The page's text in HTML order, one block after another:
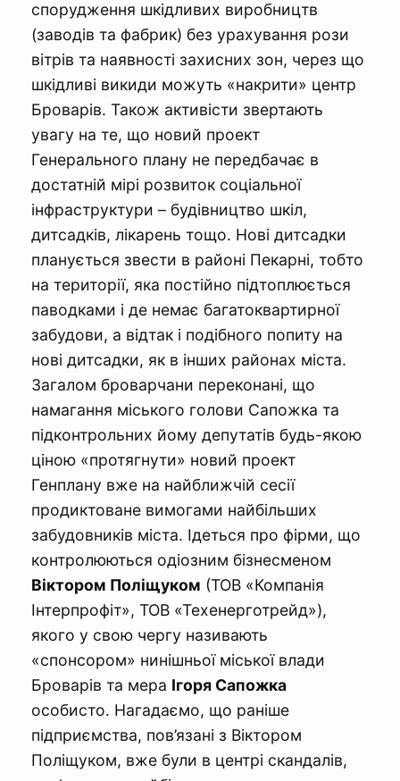
спорудження шкідливих виробництв
(заводів та фабрик) без урахування рози
вітрів та наявності захисних зон, через що
шкідливі викиди можуть «накрити» центр
Броварів. Також активісти звертають
увагу на те, що новий проект
Генерального плану не передбачає в
достатній мірі розвиток соціальної
інфраструктури – будівництво шкіл,
дитсадків, лікарень тощо. Нові дитсадки
планується звести в районі Пекарні, тобто
на території, яка постійно підтоплюється
паводками і де немає багатоквартирної
забудови, а відтак і подібного попиту на
нові дитсадки, як в інших районах міста.
Загалом броварчани переконані, що
намагання міського голови Сапожка та
підконтрольних йому депутатів будь-якою
ціною «протягнути» новий проект
Генплану вже на найближчій сесії
продиктоване вимогами найбільших
забудовників міста. Ідеться про фірми, що
контролюються одіозним бізнесменом
Віктором Поліщуком (ТОВ «Компанія
Інтерпрофіт», ТОВ «Техенерготрейд»),
якого у свою чергу називають
«спонсором» нинішньої міської влади
Броварів та мера Ігоря Сапожка
особисто. Нагадаємо, що раніше
підприємства, пов’язані з Віктором
Поліщуком, вже були в центрі скандалів,